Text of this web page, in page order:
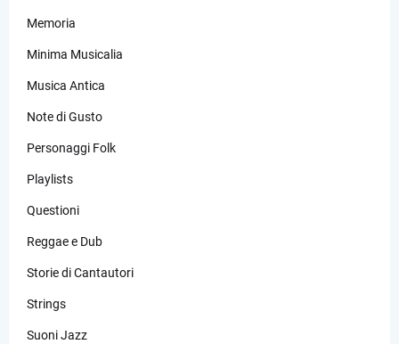
Memoria
Minima Musicalia
Musica Antica
Note di Gusto
Personaggi Folk
Playlists
Questioni
Reggae e Dub
Storie di Cantautori
Strings
Suoni Jazz